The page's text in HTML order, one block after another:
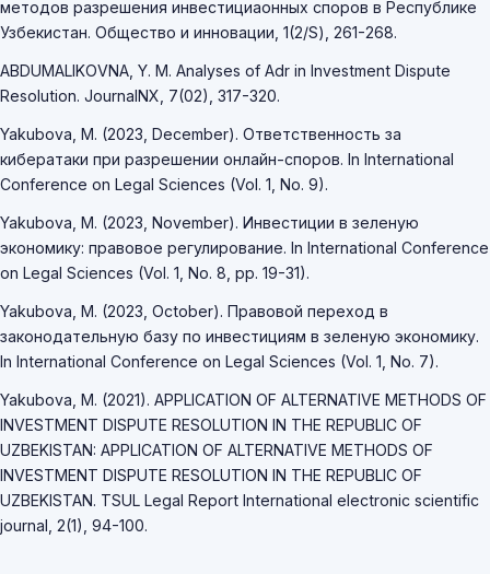
методов разрешения инвестициаонных споров в Республике
Узбекистан. Общество и инновации, 1(2/S), 261-268.
ABDUMALIKOVNA, Y. M. Analyses of Adr in Investment Dispute
Resolution. JournalNX, 7(02), 317-320.
Yakubova, M. (2023, December). Ответственность за
кибератаки при разрешении онлайн-споров. In International
Conference on Legal Sciences (Vol. 1, No. 9).
Yakubova, M. (2023, November). Инвестиции в зеленую
экономику: правовое регулирование. In International Conference
on Legal Sciences (Vol. 1, No. 8, pp. 19-31).
Yakubova, M. (2023, October). Правовой переход в
законодательную базу по инвестициям в зеленую экономику.
In International Conference on Legal Sciences (Vol. 1, No. 7).
Yakubova, M. (2021). APPLICATION OF ALTERNATIVE METHODS OF
INVESTMENT DISPUTE RESOLUTION IN THE REPUBLIC OF
UZBEKISTAN: APPLICATION OF ALTERNATIVE METHODS OF
INVESTMENT DISPUTE RESOLUTION IN THE REPUBLIC OF
UZBEKISTAN. TSUL Legal Report International electronic scientific
journal, 2(1), 94-100.